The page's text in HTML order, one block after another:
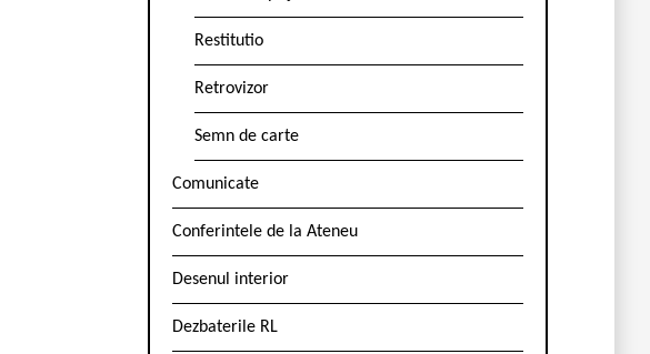
Restitutio
Retrovizor
Semn de carte
Comunicate
Conferintele de la Ateneu
Desenul interior
Dezbaterile RL